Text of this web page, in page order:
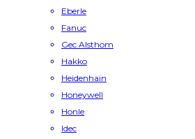
Eberle
Fanuc
Gec Alsthom
Hakko
Heidenhain
Honeywell
Honle
Idec